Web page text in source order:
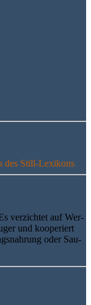
ver­zich­tet auf Wer­
und koope­riert
oder Sau­